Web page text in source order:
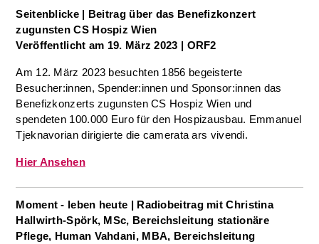
Seitenblicke | Beitrag über das Benefizkonzert
zugunsten CS Hospiz Wien
Veröffentlicht am 19. März 2023 | ORF2
Am 12. März 2023 besuchten 1856 begeisterte
Besucher:innen, Spender:innen und Sponsor:innen das
Benefizkonzerts zugunsten CS Hospiz Wien und
spendeten 100.000 Euro für den Hospizausbau. Emmanuel
Tjeknavorian dirigierte die camerata ars vivendi.
Hier Ansehen
Moment - leben heute | Radiobeitrag mitChristina
Hallwirth-Spörk, MSc, Bereichsleitung stationäre
Pflege, Human Vahdani, MBA, Bereichsleitung